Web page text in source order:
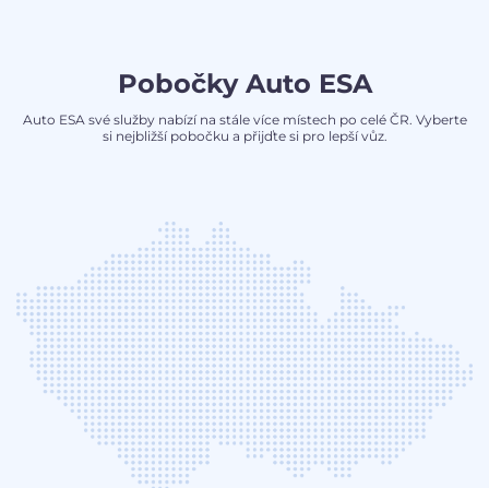
Pobočky Auto ESA
Auto ESA své služby nabízí na stále více místech po celé ČR. Vyberte
si nejbližší pobočku a přijďte si pro lepší vůz.